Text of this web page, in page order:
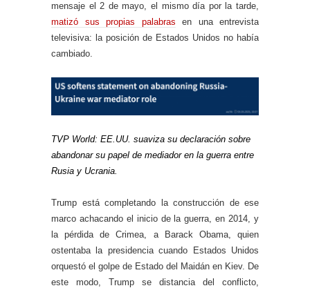
mensaje el 2 de mayo, el mismo día por la tarde,
matizó sus propias palabras en una entrevista
televisiva: la posición de Estados Unidos no había
cambiado.
TVP World: EE.UU. suaviza su declaración sobre
abandonar su papel de mediador en la guerra entre
Rusia y Ucrania.
Trump está completando la construcción de ese
marco achacando el inicio de la guerra, en 2014, y
la pérdida de Crimea, a Barack Obama, quien
ostentaba la presidencia cuando Estados Unidos
orquestó el golpe de Estado del Maidán en Kiev. De
este modo, Trump se distancia del conflicto,